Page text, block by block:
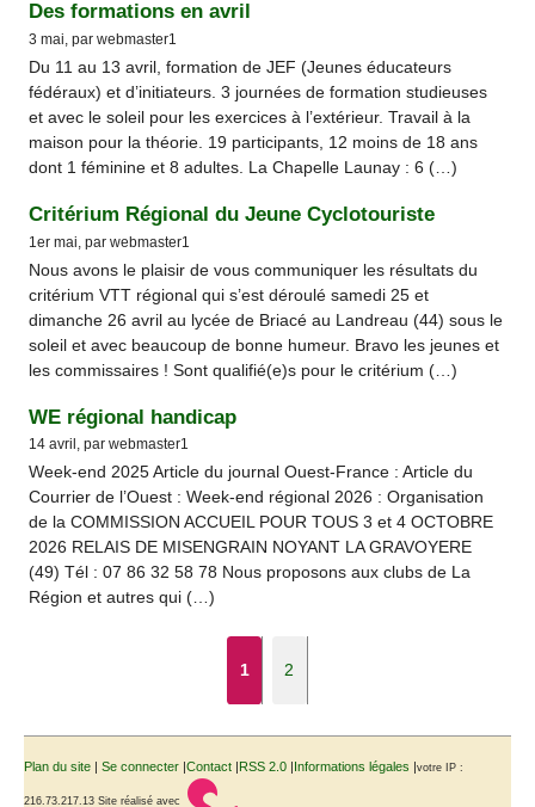
Des formations en avril
3 mai, par webmaster1
Du 11 au 13 avril, formation de JEF (Jeunes éducateurs
fédéraux) et d’initiateurs. 3 journées de formation studieuses
et avec le soleil pour les exercices à l’extérieur. Travail à la
maison pour la théorie. 19 participants, 12 moins de 18 ans
dont 1 féminine et 8 adultes. La Chapelle Launay : 6 (…)
Critérium Régional du Jeune Cyclotouriste
1er mai, par webmaster1
Nous avons le plaisir de vous communiquer les résultats du
critérium VTT régional qui s’est déroulé samedi 25 et
dimanche 26 avril au lycée de Briacé au Landreau (44) sous le
soleil et avec beaucoup de bonne humeur. Bravo les jeunes et
les commissaires ! Sont qualifié(e)s pour le critérium (…)
WE régional handicap
14 avril, par webmaster1
Week-end 2025 Article du journal Ouest-France : Article du
Courrier de l’Ouest : Week-end régional 2026 : Organisation
de la COMMISSION ACCUEIL POUR TOUS 3 et 4 OCTOBRE
2026 RELAIS DE MISENGRAIN NOYANT LA GRAVOYERE
(49) Tél : 07 86 32 58 78 Nous proposons aux clubs de La
Région et autres qui (…)
1 2
Plan du site | Se connecter |Contact |RSS 2.0 |Informations légales |votre IP :
216.73.217.13 Site réalisé avec